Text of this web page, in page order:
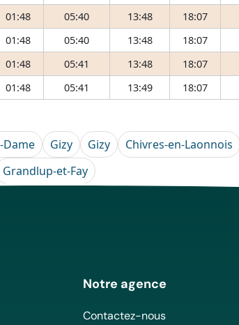
01:48 05:40 13:48 18:07
01:48 05:40 13:48 18:07
01:48 05:41 13:48 18:07
01:48 05:41 13:49 18:07
Dame Gizy Gizy Chivres-en-Laonnois
Grandlup-et-Fay
Notre agence
Contactez-nous